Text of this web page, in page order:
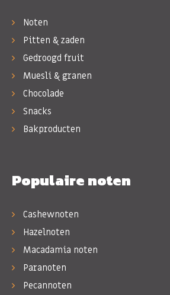
Noten
Pitten & zaden
Gedroogd fruit
Muesli & granen
Chocolade
Snacks
Bakproducten
Populaire noten
Cashewnoten
Hazelnoten
Macadamia noten
Paranoten
Pecannoten